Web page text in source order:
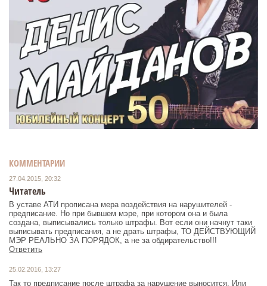
КОММЕНТАРИИ
27.04.2015, 20:32
Читатель
В уставе АТИ прописана мера воздействия на нарушителей -
предписание. Но при бывшем мэре, при котором она и была
создана, выписывались только штрафы. Вот если они начнут таки
выписывать предписания, а не драть штрафы, ТО ДЕЙСТВУЮЩИЙ
МЭР РЕАЛЬНО ЗА ПОРЯДОК, а не за обдирательство!!!
Ответить
25.02.2016, 13:27
Так то предписание после штрафа за нарушение выносится. Или